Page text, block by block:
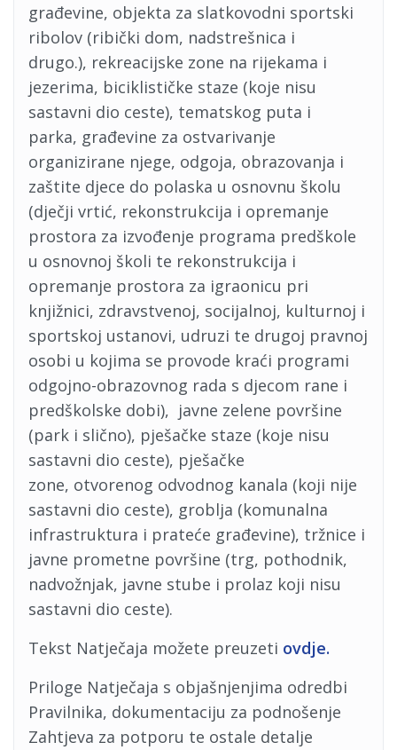
građevine, objekta za slatkovodni sportski
ribolov (ribički dom, nadstrešnica i
drugo.), rekreacijske zone na rijekama i
jezerima, biciklističke staze (koje nisu
sastavni dio ceste), tematskog puta i
parka, građevine za ostvarivanje
organizirane njege, odgoja, obrazovanja i
zaštite djece do polaska u osnovnu školu
(dječji vrtić, rekonstrukcija i opremanje
prostora za izvođenje programa predškole
u osnovnoj školi te rekonstrukcija i
opremanje prostora za igraonicu pri
knjižnici, zdravstvenoj, socijalnoj, kulturnoj i
sportskoj ustanovi, udruzi te drugoj pravnoj
osobi u kojima se provode kraći programi
odgojno-obrazovnog rada s djecom rane i
predškolske dobi), javne zelene površine
(park i slično), pješačke staze (koje nisu
sastavni dio ceste), pješačke
zone, otvorenog odvodnog kanala (koji nije
sastavni dio ceste), groblja (komunalna
infrastruktura i prateće građevine), tržnice i
javne prometne površine (trg, pothodnik,
nadvožnjak, javne stube i prolaz koji nisu
sastavni dio ceste).
Tekst Natječaja možete preuzeti ovdje.
Priloge Natječaja s objašnjenjima odredbi
Pravilnika, dokumentaciju za podnošenje
Zahtjeva za potporu te ostale detalje